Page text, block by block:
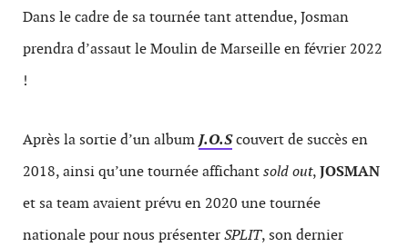
Dans le cadre de sa tournée tant attendue, Josman
prendra d’assaut le Moulin de Marseille en février 2022
!
Après la sortie d’un album J.O.Scouvert de succès en
2018, ainsi qu’une tournée affichantsold out,JOSMAN
et sa team avaient prévu en 2020 une tournée
nationale pour nous présenterSPLIT, son dernier